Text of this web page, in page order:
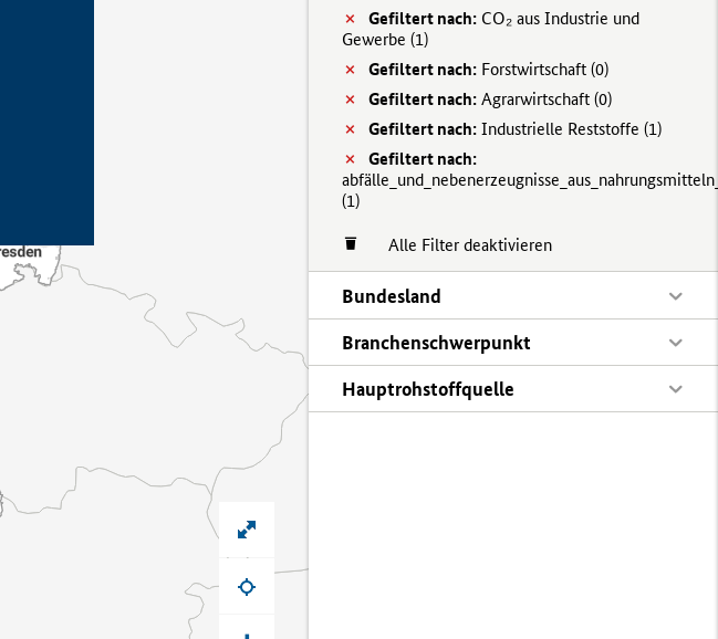
Gefiltert nach: CO₂ aus Industrie und
Gewerbe (1)
Gefiltert nach: Forstwirtschaft (0)
Gefiltert nach: Agrarwirtschaft (0)
Gefiltert nach: Industrielle Reststoffe (1)
Gefiltert nach:
(1)
Alle Filter deaktivieren
Bundesland
Branchenschwerpunkt
Hauptrohstoffquelle